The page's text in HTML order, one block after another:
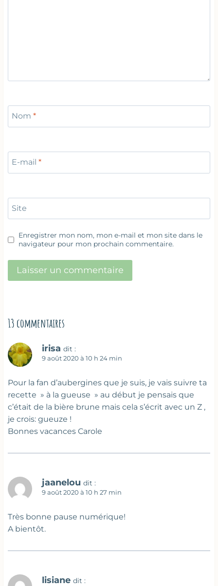
Nom *
E-mail *
Site
Enregistrer mon nom, mon e-mail et mon site dans le
navigateur pour mon prochain commentaire.
13 commentaires
irisa dit :
9 août 2020 à 10 h 24 min
Pour la fan d’aubergines que je suis, je vais suivre ta
recette » à la gueuse » au début je pensais que
c’était de la bière brune mais cela s’écrit avec un Z ,
je crois: gueuze !
Bonnes vacances Carole
jaanelou dit :
9 août 2020 à 10 h 27 min
Très bonne pause numérique!
A bientôt.
lisiane dit :